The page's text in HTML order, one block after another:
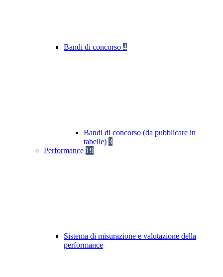
Bandi di concorso 4
Bandi di concorso (da pubblicare in
tabelle) 3
Performance 19
Sistema di misurazione e valutazione della
performance